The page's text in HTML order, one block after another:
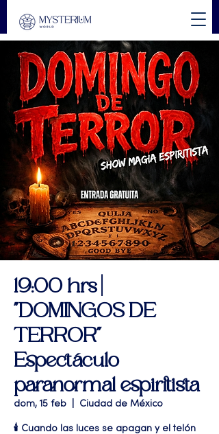
19:00 hrs |
"DOMINGOS DE
TERROR"
Espectáculo
paranormal espiritista
dom, 15 feb Ciudad de México
🕯️ Cuando las luces se apagan y el telón